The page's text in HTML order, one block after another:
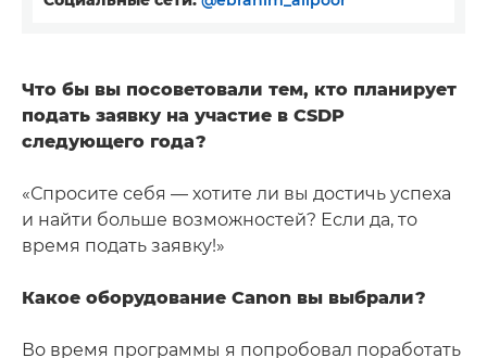
Что бы вы посоветовали тем, кто планирует
подать заявку на участие в CSDP
следующего года?
«Спросите себя — хотите ли вы достичь успеха
и найти больше возможностей? Если да, то
время подать заявку!»
Какое оборудование Canon вы выбрали?
Во время программы я попробовал поработать